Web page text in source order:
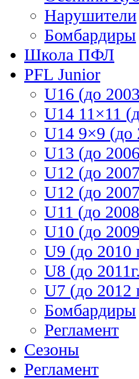
Нарушители
Бомбардиры
Школа ПФЛ
PFL Junior
U16 (до
U14 11×11
U14 9×9 (до
U13 (до
U12 (до
U12 (до
U11 (до
U10 (до
U9 (до 2010
U8 (до
U7 (до 2012
Бомбардиры
Регламент
Сезоны
Регламент